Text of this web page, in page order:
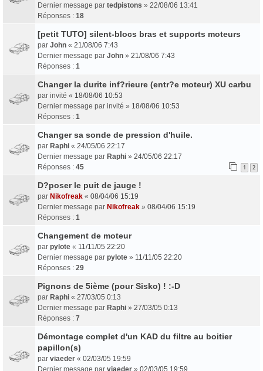
Dernier message par tedpistons » 22/08/06 13:41
Réponses : 18
[petit TUTO] silent-blocs bras et supports moteurs
par John « 21/08/06 7:43
Dernier message par John » 21/08/06 7:43
Réponses : 1
Changer la durite inf?rieure (entr?e moteur) XU carbu
par invité « 18/08/06 10:53
Dernier message par invité » 18/08/06 10:53
Réponses : 1
Changer sa sonde de pression d'huile.
par Raphi « 24/05/06 22:17
Dernier message par Raphi » 24/05/06 22:17
Réponses : 45 1 2
D?poser le puit de jauge !
par Nikofreak « 08/04/06 15:19
Dernier message par Nikofreak » 08/04/06 15:19
Réponses : 1
Changement de moteur
par pylote « 11/11/05 22:20
Dernier message par pylote » 11/11/05 22:20
Réponses : 29
Pignons de 5ième (pour Sisko) ! :-D
par Raphi « 27/03/05 0:13
Dernier message par Raphi » 27/03/05 0:13
Réponses : 7
Démontage complet d'un KAD du filtre au boitier
papillon(s)
par viaeder « 02/03/05 19:59
Dernier message par viaeder » 02/03/05 19:59